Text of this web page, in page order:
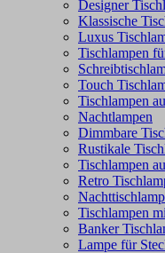
Designer
Klassische
Luxus
Tischlampen
Touch
Tischlampen
Nachtlampen
Dimmbare
Rustikale
Tischlampen
Retro
Tischlampen
Banker
Lampe für